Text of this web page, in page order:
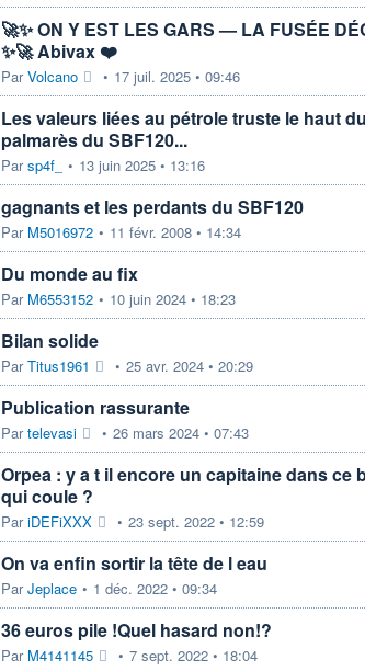
🚀✨ ON Y EST LES GARS — LA FUSÉE
✨🚀 Abivax ❤️
ParVolcano • 17 juil. 2025 • 09:46
Les valeurs liées au pétrole truste le haut du
palmarès du SBF120...
Parsp4f_ • 13 juin 2025 • 13:16
gagnants et les perdants du SBF120
Par M5016972 • 11 févr. 2008 • 14:34
Du monde au fix
Par M6553152 • 10 juin 2024 • 18:23
Bilan solide
ParTitus1961 • 25 avr. 2024 • 20:29
Publication rassurante
Partelevasi • 26 mars 2024 • 07:43
Orpea : y a t il encore un capitaine dans ce
qui coule ?
PariDEFiXXX • 23 sept. 2022 • 12:59
On va enfin sortir la tête de l eau
ParJeplace • 1 déc. 2022 • 09:34
36 euros pile !Quel hasard non!?
Par M4141145 • 7 sept. 2022 • 18:04